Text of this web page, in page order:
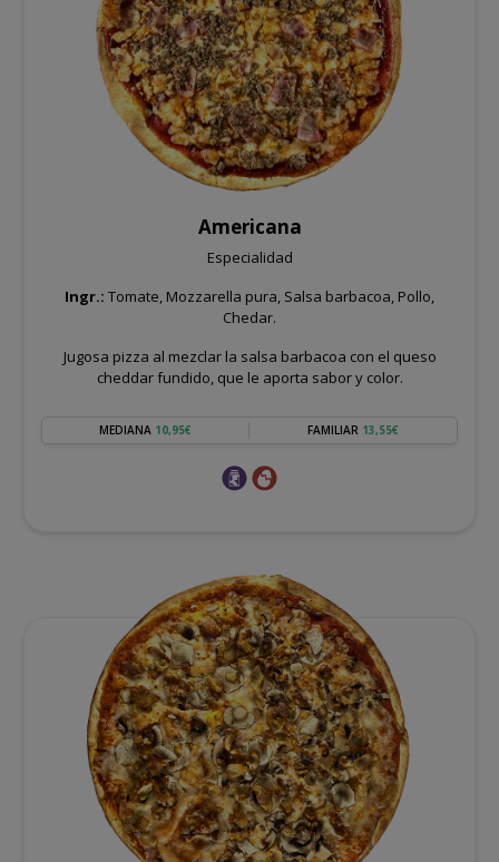
Americana
Especialidad
Ingr.: Tomate, Mozzarella pura, Salsa barbacoa, Pollo,
Chedar.
Jugosa pizza al mezclar la salsa barbacoa con el queso
cheddar fundido, que le aporta sabor y color.
MEDIANA 10,95€ FAMILIAR 13,55€